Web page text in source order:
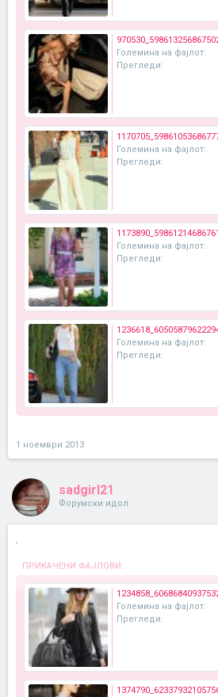
Големина на фајлот:
Прегледи:
Големина на фајлот:
Прегледи:
Големина на фајлот:
Прегледи:
Големина на фајлот:
Прегледи:
1 ноември 2013
sadgirl21
Форумски идол
ПРИКАЧЕНИ ФАЈЛОВИ:
Големина на фајлот:
Прегледи: